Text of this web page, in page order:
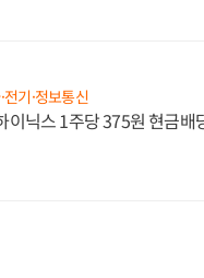
전기·정보통신
이닉스 1주당 375원 현금배